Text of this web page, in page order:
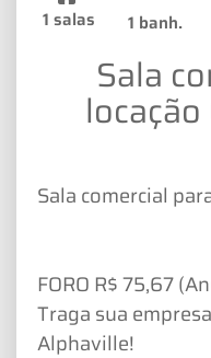
1 salas 1 banh.
Sala
Sala comercial
FORO R$ 75,67
Traga sua
Alphaville!